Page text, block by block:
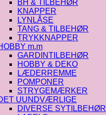
BH & TILBEHØR
KNAPPER
LYNLÅSE
TANG & TILBEHØR
TRYKKNAPPER
m.m
GARDINTILBEHØR
HOBBY & DEKO
LÆDERREMME
POMPONER
STRYGEMÆRKER
UUNDVÆRLIGE
DIVERSE SYTILBEHØR